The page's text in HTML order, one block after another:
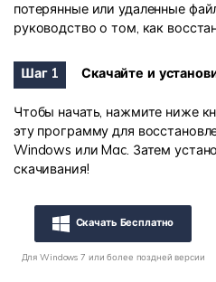
потерянные или удаленные
руководство о том, как
Шаг 1 Скачайте и
Чтобы начать, нажмите ниже
эту программу для
Windows или Mac. Затем
скачивания!
Скачать Бесплатно
Для Windows 7 или более поздней версии